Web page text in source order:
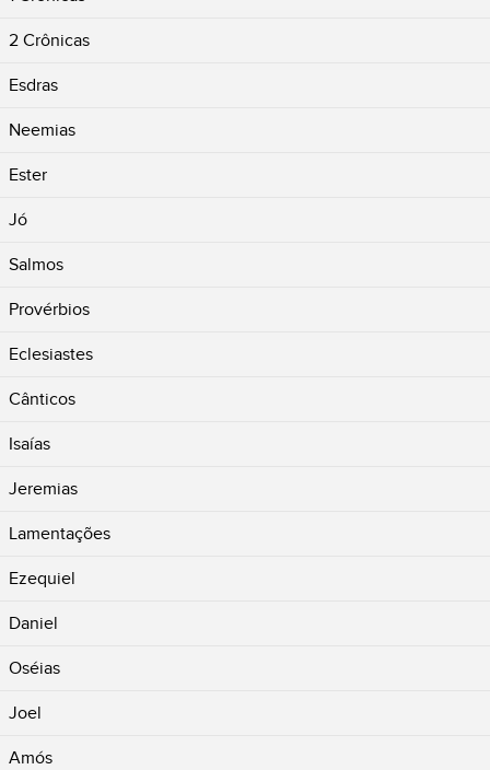
2 Crônicas
Esdras
Neemias
Ester
Jó
Salmos
Provérbios
Eclesiastes
Cânticos
Isaías
Jeremias
Lamentações
Ezequiel
Daniel
Oséias
Joel
Amós